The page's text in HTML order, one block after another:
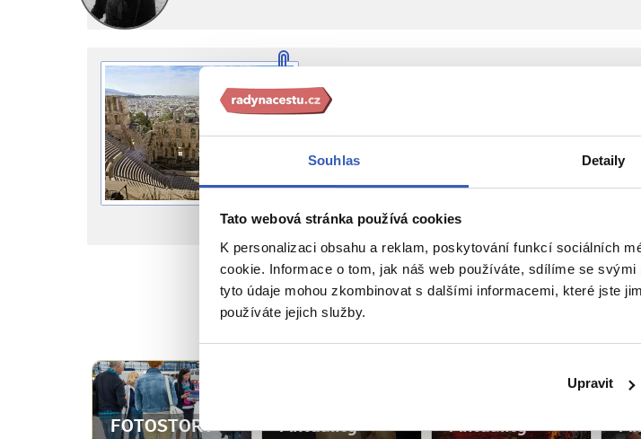
Souhlas Detaily
Tato webová stránka používá cookies
K personalizaci obsahu a reklam, poskytování funkcí sociálních
cookie. Informace o tom, jak náš web používáte, sdílíme se
tyto údaje mohou zkombinovat s dalšími informacemi, které jste
používáte jejich služby.
Upravit
Poznejte božské
Vyberte si jeden z našich3 zájezdů do
Zájezdy do Athén
Nejbližší volný zájezdjiž 7. října
PŘEČTĚTE SI TAKÉ
FOTOSTORY Aktuality Aktuality